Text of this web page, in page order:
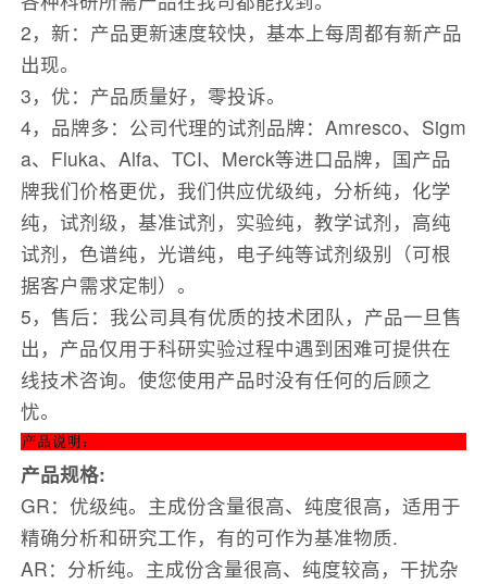
2，新：产品更新速度较快，基本上每周都有新产品
出现。
3，优：产品质量好，零投诉。
4，品牌多：公司代理的试剂品牌：Amresco、Sigm
a、Fluka、Alfa、TCI、Merck等进口品牌，国产品
牌我们价格更优，我们供应优级纯，分析纯，化学
纯，试剂级，基准试剂，实验纯，教学试剂，高纯
试剂，色谱纯，光谱纯，电子纯等试剂级别（可根
据客户需求定制）。
5，售后：我公司具有优质的技术团队，产品一旦售
出，产品仅用于科研实验过程中遇到困难可提供在
线技术咨询。使您使用产品时没有任何的后顾之
忧。
产品规格:
GR：优级纯。主成份含量很高、纯度很高，适用于
精确分析和研究工作，有的可作为基准物质.
AR：分析纯。主成份含量很高、纯度较高，干扰杂